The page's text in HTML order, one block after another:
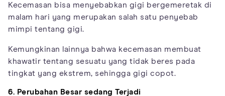
Kecemasan bisa menyebabkan gigi bergemeretak di
malam hari yang merupakan salah satu penyebab
mimpi tentang gigi.
Kemungkinan lainnya bahwa kecemasan membuat
khawatir tentang sesuatu yang tidak beres pada
tingkat yang ekstrem, sehingga gigi copot.
6. Perubahan Besar sedang Terjadi